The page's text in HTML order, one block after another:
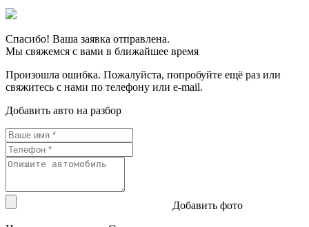
Спасибо! Ваша заявка отправлена.
Мы свяжемся с вами в ближайшее время
Произошла ошибка. Пожалуйста, попробуйте ещё раз или
свяжитесь с нами по телефону или e-mail.
Добавить авто на разбор
Добавить фото